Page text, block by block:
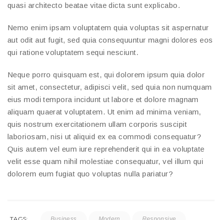
quasi architecto beatae vitae dicta sunt explicabo.
Nemo enim ipsam voluptatem quia voluptas sit aspernatur
aut odit aut fugit, sed quia consequuntur magni dolores eos
qui ratione voluptatem sequi nesciunt.
Neque porro quisquam est, qui dolorem ipsum quia dolor
sit amet, consectetur, adipisci velit, sed quia non numquam
eius modi tempora incidunt ut labore et dolore magnam
aliquam quaerat voluptatem. Ut enim ad minima veniam,
quis nostrum exercitationem ullam corporis suscipit
laboriosam, nisi ut aliquid ex ea commodi consequatur?
Quis autem vel eum iure reprehenderit qui in ea voluptate
velit esse quam nihil molestiae consequatur, vel illum qui
dolorem eum fugiat quo voluptas nulla pariatur?